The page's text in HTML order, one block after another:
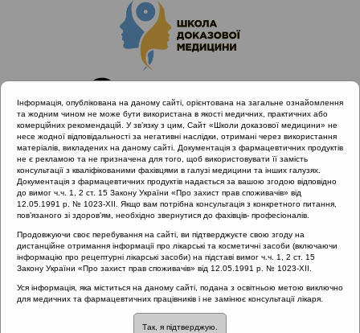
Головна
Партнери проекту
Біофармацевтична компанія Takeda
Біофармацевтична
компанія Takeda
Takeda – глобальна біофармацевтична
Інформація, опублікована на даному сайті, орієнтована на загальне ознайомлення
та жодним чином не може бути використана в якості медичних, практичних або
комерційних рекомендацій. У зв’язку з цим, Сайт «Школи доказової медицини» не
несе жодної відповідальності за негативні наслідки, отримані через використання
матеріалів, викладених на даному сайті. Документація з фармацевтичних продуктів
не є рекламою та не призначена для того, щоб використовувати її замість
консультації з кваліфікованими фахівцями в галузі медицини та інших галузях.
Документація з фармацевтичних продуктів надається за вашою згодою відповідно
до вимог ч.ч. 1, 2 ст. 15 Закону України «Про захист прав споживачів» від
12.05.1991 р. № 1023-XII. Якщо вам потрібна консультація з конкретного питання,
пов’язаного зі здоров’ям, необхідно звернутися до фахівців- професіоналів.
Продовжуючи своє перебування на сайті, ви підтверджуєте свою згоду на
дистанційне отримання інформації про лікарські та косметичні засоби (включаючи
інформацію про рецептурні лікарські засоби) на підставі вимог ч.ч. 1, 2 ст. 15
Закону України «Про захист прав споживачів» від 12.05.1991 р. № 1023-XII.
Уся інформація, яка міститься на даному сайті, подана з освітньою метою виключно
для медичних та фармацевтичних працівників і не замінює консультації лікаря.
Так, я підтверджую.